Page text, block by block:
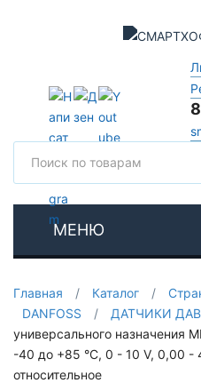
МЕНЮ
Главная / Каталог /
DANFOSS
/ ДАТЧИКИ
универсального назначения
-40 до +85 °C, 0 - 10 V, 0,00 -
относительное